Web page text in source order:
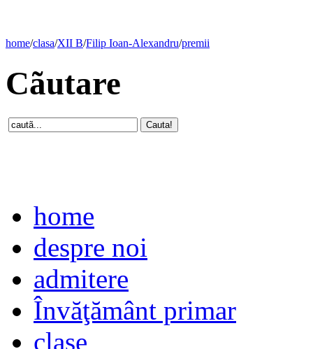
home/clasa/XII B/Filip Ioan-Alexandru/premii
Cãutare
home
despre noi
admitere
Învăţământ primar
clase